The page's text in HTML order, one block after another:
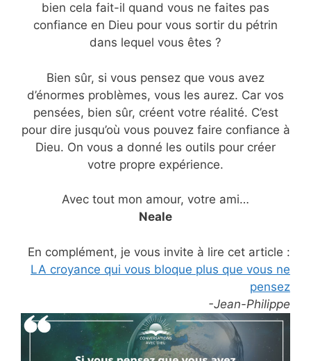
bien cela fait-il quand vous ne faites pas
confiance en Dieu pour vous sortir du pétrin
dans lequel vous êtes ?
Bien sûr, si vous pensez que vous avez
d’énormes problèmes, vous les aurez. Car vos
pensées, bien sûr, créent votre réalité. C’est
pour dire jusqu’où vous pouvez faire confiance à
Dieu. On vous a donné les outils pour créer
votre propre expérience.
Avec tout mon amour, votre ami…
Neale
En complément, je vous invite à lire cet article :
LA croyance qui vous bloque plus que vous ne
pensez
-Jean-Philippe